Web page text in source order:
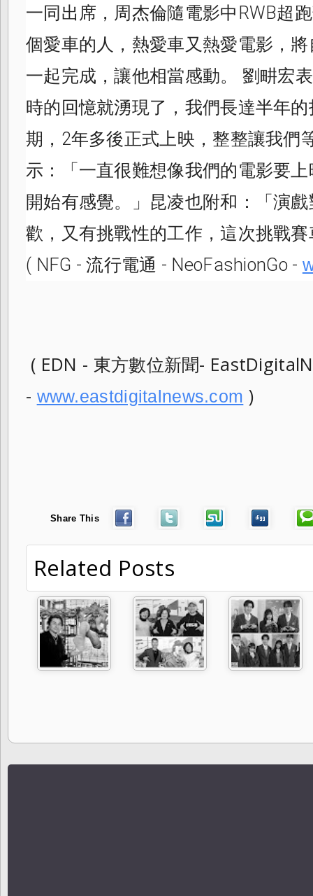
一同出席，周杰倫隨電影中RWB超
個愛車的人，熱愛車又熱愛電影，
一起完成，讓他相當感動。 劉畊宏
時的回憶就湧現了，我們長達半年
期，2年多後正式上映，整整讓我們
示：「一直很難想像我們的電影要
開始有感覺。」昆凌也附和：「演
歡，又有挑戰性的工作，這次挑戰
( NFG - 流行電通 - NeoFashionGo -
( EDN - 東方數位新聞-
- www.eastdigitalnews.com )
Share This
Related Posts